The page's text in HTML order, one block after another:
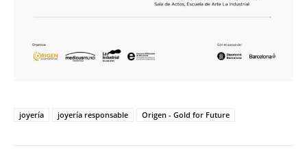
joyería joyería responsable Origen - Gold for Future